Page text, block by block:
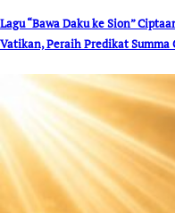
Lagu “Bawa Daku ke Sion”
Vatikan, Peraih Predikat Summa